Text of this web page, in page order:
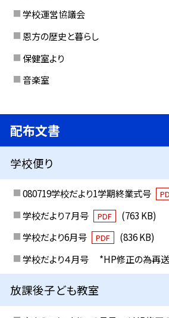
学校運営協議会
恩方の歴史と暮らし
保健室より
音楽室
配布文書
学校便り
080719学校だより1学期終業式号
学校だより７月号
PDF
(763 KB)
学校だより6月号
PDF
(836 KB)
学校だより４月号 *HP修正の為再送
放課後子ども教室